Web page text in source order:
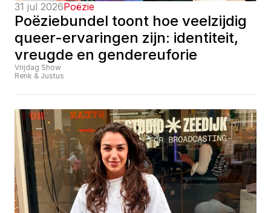
31 jul 2026Poëzie
Poëziebundel toont hoe veelzijdig
queer-ervaringen zijn: identiteit,
vreugde en gendereuforie
Vrijdag Show
Renk & Justus